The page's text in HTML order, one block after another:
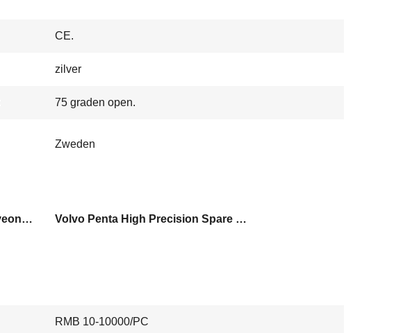
CE.
zilver
75 graden open.
Zweden
duurzame Volvo Penta reserveonderdelen Volvo Penta High Precision Spare Parts
RMB 10-10000/PC